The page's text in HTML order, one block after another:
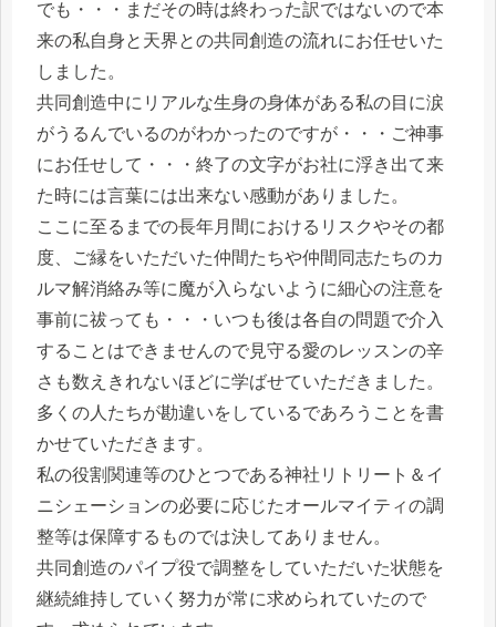
でも・・・まだその時は終わった訳ではないので本
来の私自身と天界との共同創造の流れにお任せいた
しました。
共同創造中にリアルな生身の身体がある私の目に涙
がうるんでいるのがわかったのですが・・・ご神事
にお任せして・・・終了の文字がお社に浮き出て来
た時には言葉には出来ない感動がありました。
ここに至るまでの長年月間におけるリスクやその都
度、ご縁をいただいた仲間たちや仲間同志たちのカ
ルマ解消絡み等に魔が入らないように細心の注意を
事前に祓っても・・・いつも後は各自の問題で介入
することはできませんので見守る愛のレッスンの辛
さも数えきれないほどに学ばせていただきました。
多くの人たちが勘違いをしているであろうことを書
かせていただきます。
私の役割関連等のひとつである神社リトリート＆イ
ニシェーションの必要に応じたオールマイティの調
整等は保障するものでは決してありません。
共同創造のパイプ役で調整をしていただいた状態を
継続維持していく努力が常に求められていたので